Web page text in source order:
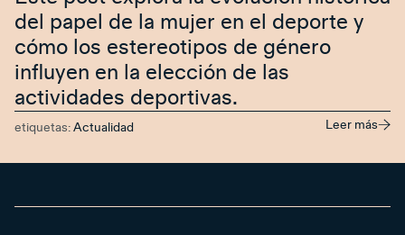
del papel de la mujer en el deporte y
cómo los estereotipos de género
influyen en la elección de las
actividades deportivas.
etiquetas: Actualidad Leer más